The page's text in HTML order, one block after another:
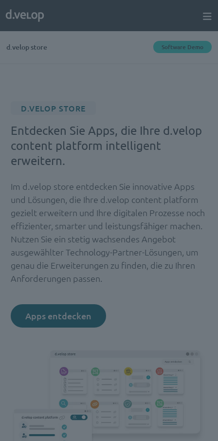
d.velop store Software Demo
D.VELOP STORE
Entdecken Sie Apps, die Ihre d.velop
content platform intelligent
erweitern.
Im d.velop store entdecken Sie innovative Apps
und Lösungen, die Ihre d.velop content platform
gezielt erweitern und Ihre digitalen Prozesse noch
effizienter, smarter und leistungsfähiger machen.
Nutzen Sie ein stetig wachsendes Angebot
ausgewählter Technology-Partner-Lösungen, um
genau die Erweiterungen zu finden, die zu Ihren
Anforderungen passen.
Apps entdecken